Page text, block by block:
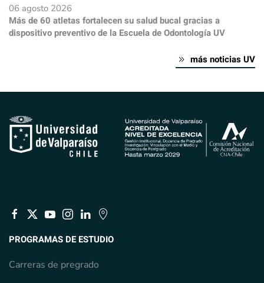
06 agosto 2026
Más de 60 atletas fortalecen su salud bucal gracias a
dispositivo preventivo de la Escuela de Odontología UV
más noticias UV
PROGRAMAS DE ESTUDIO
Carreras de pregrado